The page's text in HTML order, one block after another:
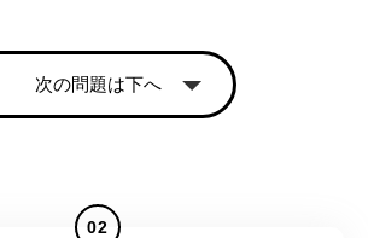
次の問題は下へ
02